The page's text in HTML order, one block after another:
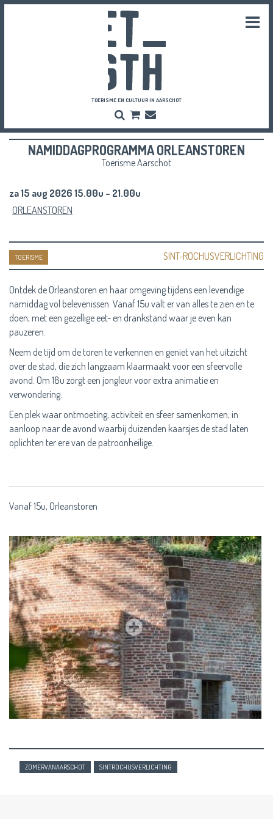
TOERISME EN CULTUUR IN AARSCHOT
Zoeken
Bestel
je
vriendenpassen
en
tickets
Inschrijven
NAMIDDAGPROGRAMMA ORLEANSTOREN
Toerisme Aarschot
za 15 aug 2026 15.00u - 21.00u
ORLEANSTOREN
TOERISME SINT-ROCHUSVERLICHTING
Ontdek de Orleanstoren en haar omgeving tijdens een levendige
namiddag vol belevenissen. Vanaf 15u valt er van alles te zien en te
doen, met een gezellige eet- en drankstand waar je even kan
pauzeren.
Neem de tijd om de toren te verkennen en geniet van het uitzicht
over de stad, die zich langzaam klaarmaakt voor een sfeervolle
avond. Om 18u zorgt een jongleur voor extra animatie en
verwondering.
Een plek waar ontmoeting, activiteit en sfeer samenkomen, in
aanloop naar de avond waarbij duizenden kaarsjes de stad laten
oplichten ter ere van de patroonheilige.
Vanaf 15u, Orleanstoren
ZOMERVANAARSCHOT SINTROCHUSVERLICHTING